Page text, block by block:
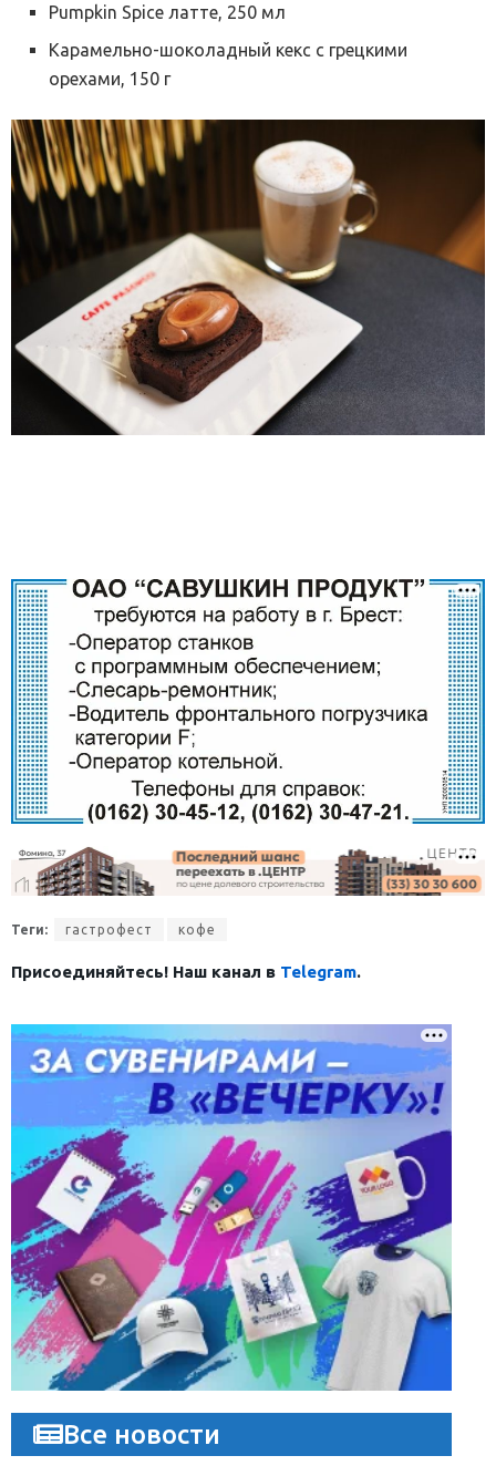
Pumpkin Spice латте, 250 мл
Карамельно-шоколадный кекс с грецкими
орехами, 150 г
Теги: гастрофест кофе
Присоединяйтесь! Наш канал в Telegram.
Все новости